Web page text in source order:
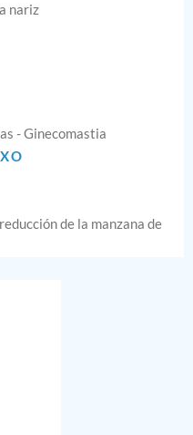
nariz
- Ginecomastia
de la manzana de